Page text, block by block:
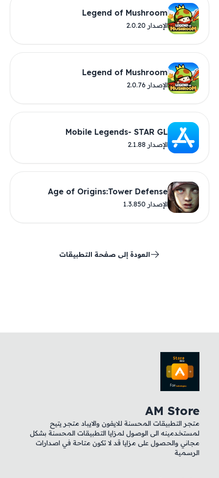
Legend of Mushroom
الإصدار 2.0.20
Legend of Mushroom
الإصدار 2.0.76
Mobile Legends- STAR GL
الإصدار 2.1.88
Age of Origins:Tower Defense
الإصدار 1.3.850
العودة إلى صفحة التطبيقات
AM
التطبيقات المحسنة للايفون والايباد متجر يتيح
الى الوصول لمزايا التطبيقات المحسنة بشكل
والحصول على مزايا قد لا تكون متاحة في اصدارات